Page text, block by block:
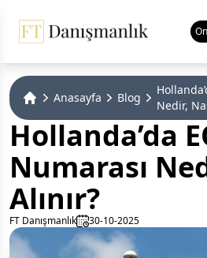
Anasayfa Blog
Nedir,
Hollanda’da
Numarası
Alınır?
FT Danışmanlık 30-10-2025